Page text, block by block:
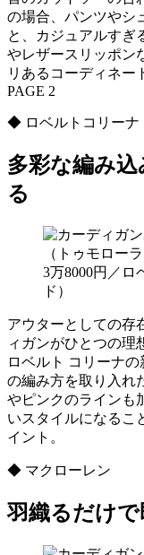
の場合、パンツやシ
と、カジュアルすぎ
やレザースリッポン
リあるコーディネー
PAGE 2
◆ ロベルトコリー
多彩な編み
る
3万8000円／ロ
ド）
アウターとしての存
ィガンがひとつの理
ロベルト コリーナ
の編み方を取り入れ
やピンクのラインも
いスタイルになるこ
イント。
◆ マクローレン
羽織るだけ